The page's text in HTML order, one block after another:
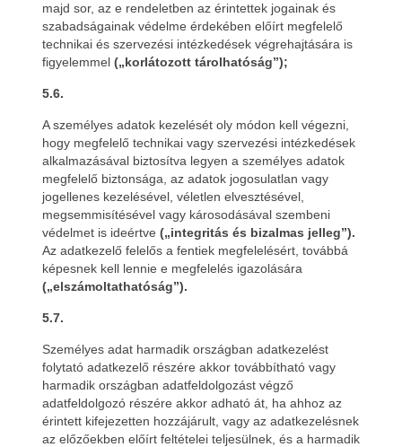
majd sor, az e rendeletben az érintettek jogainak és
szabadságainak védelme érdekében előírt megfelelő
technikai és szervezési intézkedések végrehajtására is
figyelemmel („korlátozott tárolhatóság”);
5.6.
A személyes adatok kezelését oly módon kell végezni,
hogy megfelelő technikai vagy szervezési intézkedések
alkalmazásával biztosítva legyen a személyes adatok
megfelelő biztonsága, az adatok jogosulatlan vagy
jogellenes kezelésével, véletlen elvesztésével,
megsemmisítésével vagy károsodásával szembeni
védelmet is ideértve („integritás és bizalmas jelleg”).
Az adatkezelő felelős a fentiek megfelelésért, továbbá
képesnek kell lennie e megfelelés igazolására
(„elszámoltathatóság”).
5.7.
Személyes adat harmadik országban adatkezelést
folytató adatkezelő részére akkor továbbítható vagy
harmadik országban adatfeldolgozást végző
adatfeldolgozó részére akkor adható át, ha ahhoz az
érintett kifejezetten hozzájárult, vagy az adatkezelésnek
az előzőekben előírt feltételei teljesülnek, és a harmadik